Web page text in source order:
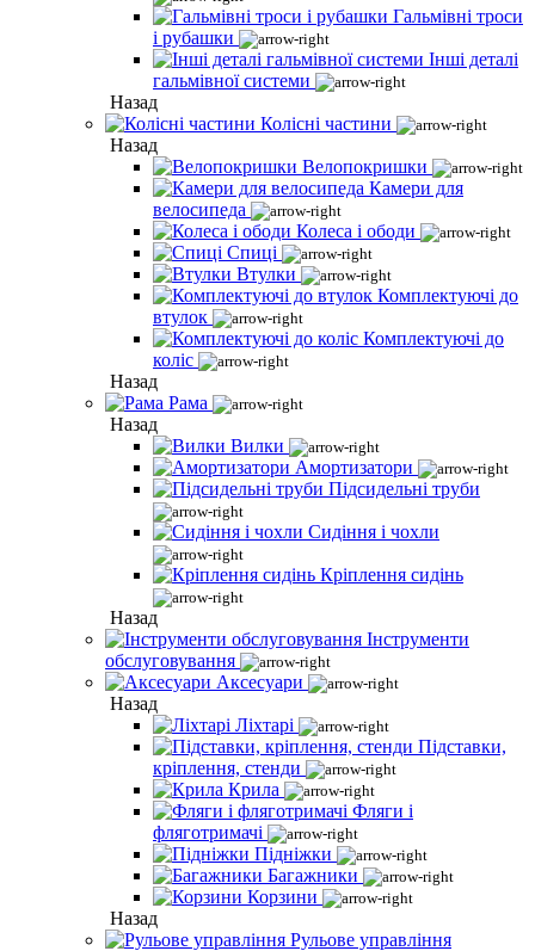
Гальмівні троси
і рубашки
Інші деталі
гальмівної системи
Назад
Колісні частини
Назад
Велопокришки
Камери для
велосипеда
Колеса і ободи
Спиці
Втулки
Комплектуючі до
втулок
Комплектуючі до
коліс
Назад
Рама
Назад
Вилки
Амортизатори
Підсидельні труби
Сидіння і чохли
Кріплення сидінь
Назад
Інструменти
обслуговування
Аксесуари
Назад
Ліхтарі
Підставки,
кріплення, стенди
Крила
Фляги і
фляготримачі
Підніжки
Багажники
Корзини
Назад
Рульове управління